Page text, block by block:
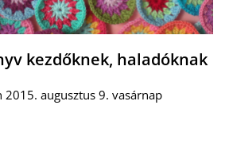
kezdőknek, haladóknak
2015. augusztus 9. vasárnap